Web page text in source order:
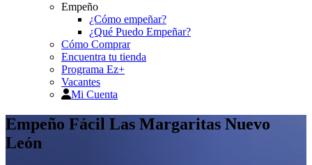
Empeño
¿Cómo empeñar?
¿Qué Puedo Empeñar?
Cómo Comprar
Encuentra tu tienda
Programa Ez+
Vacantes
Mi Cuenta
Empeño Fácil Las Margaritas Nuevo
León